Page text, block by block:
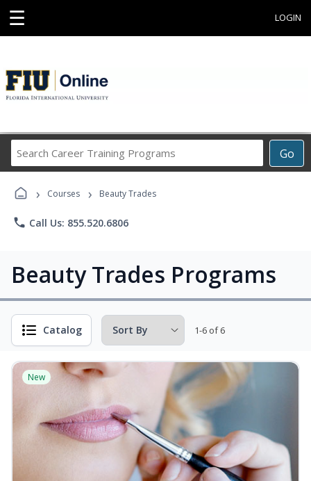
☰ LOGIN
Go
Career
Programs
› Courses › Beauty Trades
phone Call Us: 855.520.6806
Beauty Trades Programs
Catalog 1-6 of 6
New